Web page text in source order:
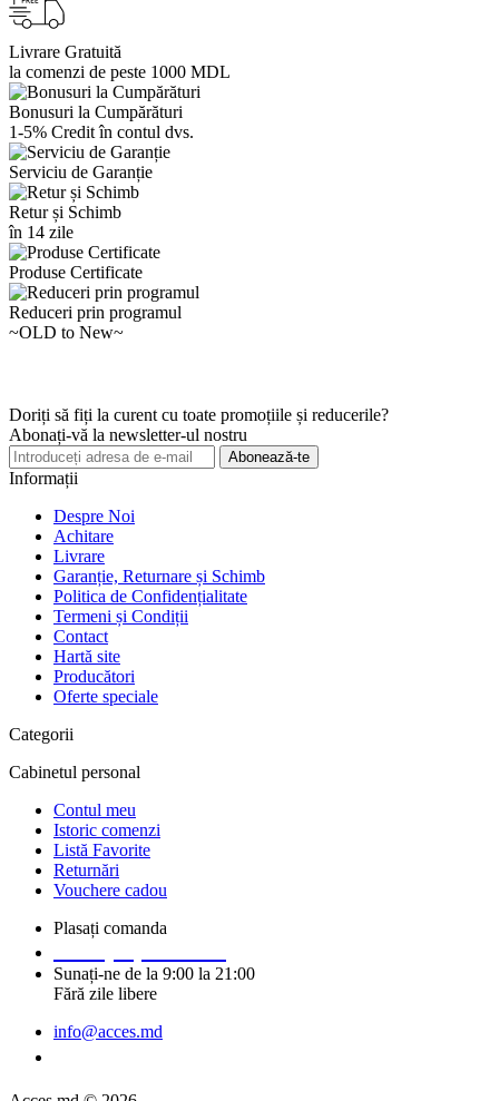
Livrare Gratuită
la comenzi de peste 1000 MDL
Bonusuri la Cumpărături
1-5% Credit în contul dvs.
Serviciu de Garanție
Retur și Schimb
în 14 zile
Produse Certificate
Reduceri prin programul
~OLD to New~
Doriți să fiți la curent cu toate promoțiile și reducerile?
Abonați-vă la newsletter-ul nostru
Abonează-te
Informații
Despre Noi
Achitare
Livrare
Garanție, Returnare și Schimb
Politica de Confidențialitate
Termeni și Condiții
Contact
Hartă site
Producători
Oferte speciale
Categorii
Cabinetul personal
Contul meu
Istoric comenzi
Listă Favorite
Returnări
Vouchere cadou
Plasați comanda
Sunați-ne de la 9:00 la 21:00
Fără zile libere
info@acces.md